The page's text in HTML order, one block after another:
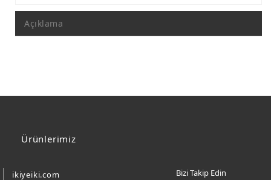
METAL SEHPA VE DRESUAR MODELLERİ
Açıklama
Ürünlerimiz
ikiyeiki.com Bizi Takip Edin